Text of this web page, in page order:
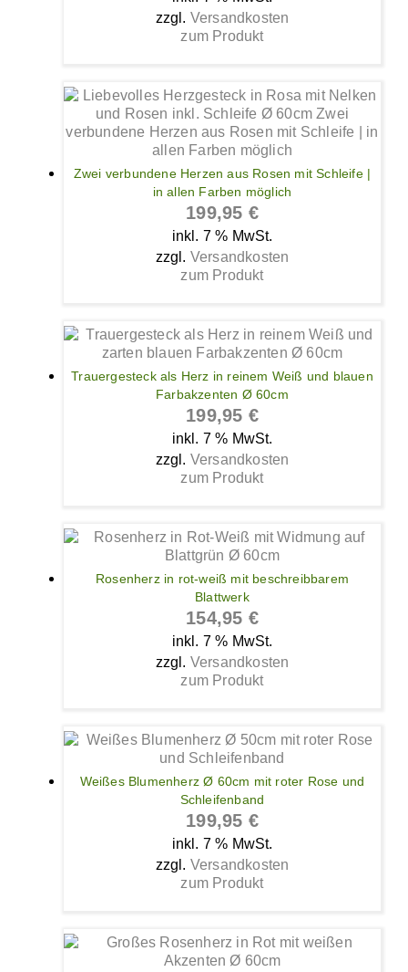
zzgl. Versandkosten
zum Produkt
Zwei verbundene Herzen aus Rosen mit Schleife |
in allen Farben möglich
199,95 €
inkl. 7 % MwSt.
zzgl. Versandkosten
zum Produkt
Trauergesteck als Herz in reinem Weiß und blauen
Farbakzenten Ø 60cm
199,95 €
inkl. 7 % MwSt.
zzgl. Versandkosten
zum Produkt
Rosenherz in rot-weiß mit beschreibbarem
Blattwerk
154,95 €
inkl. 7 % MwSt.
zzgl. Versandkosten
zum Produkt
Weißes Blumenherz Ø 60cm mit roter Rose und
Schleifenband
199,95 €
inkl. 7 % MwSt.
zzgl. Versandkosten
zum Produkt